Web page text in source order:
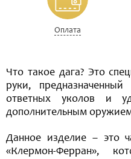
Оплата
Что такое дага? Это
руки,
ответных уколов и
дополнительным
Данное изделие – это
«Клермон-Ферран»,